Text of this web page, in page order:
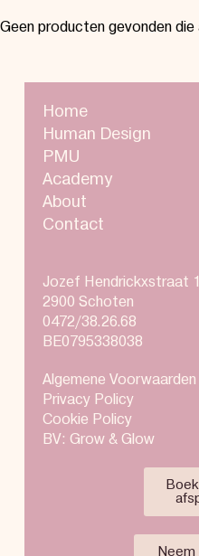
Geen producten gevonden
Home
Human Design
PMU
Academy
About
Contact
Jozef Hendrickxstraat
2900 Schoten
0472/38.26.68
BE0795338038
Algemene Voorwaarden
Privacy Policy
Cookie Policy
BV: Grow & Glow